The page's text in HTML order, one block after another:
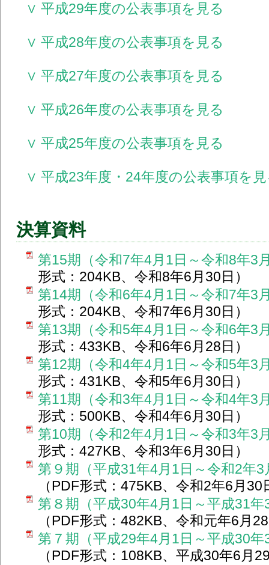
∨ 平成29年度の公表事項を見る
∨ 平成28年度の公表事項を見る
∨ 平成27年度の公表事項を見る
∨ 平成26年度の公表事項を見る
∨ 平成25年度の公表事項を見る
∨ 平成23年度・24年度の公表事項を
決算資料
第15期（令和7年4月1日～令和8年3
形式：204KB、令和8年6月30日）
第14期（令和6年4月1日～令和7年3
形式：204KB、令和7年6月30日）
第13期（令和5年4月1日～令和6年3
形式：433KB、令和6年6月28日）
第12期（令和4年4月1日～令和5年3
形式：431KB、令和5年6月30日）
第11期（令和3年4月1日～令和4年3
形式：500KB、令和4年6月30日）
第10期（令和2年4月1日～令和3年3
形式：427KB、令和3年6月30日）
第９期（平成31年4月1日～令和2年
（PDF形式：475KB、令和2年6月30
第８期（平成30年4月1日～平成31
（PDF形式：482KB、令和元年6月
第７期（平成29年4月1日～平成30
（PDF形式：108KB、平成30年6月